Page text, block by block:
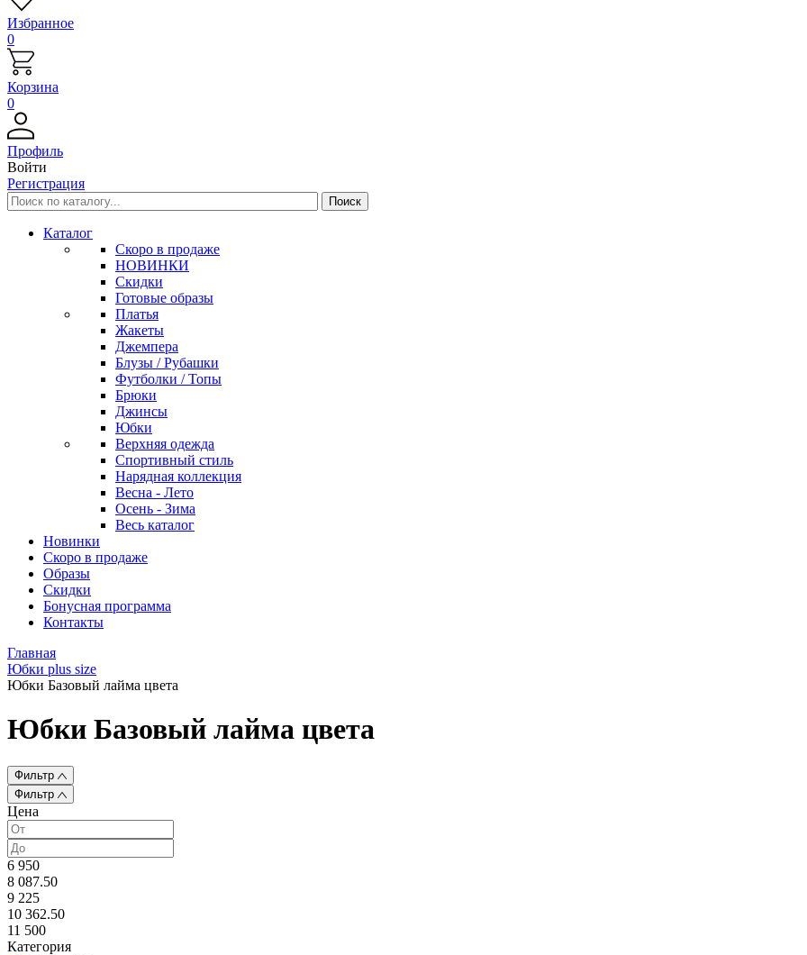
Избранное
0
Корзина
0
Профиль
Войти
Регистрация
Каталог
Скоро в продаже
НОВИНКИ
Скидки
Готовые образы
Платья
Жакеты
Джемпера
Блузы / Рубашки
Футболки / Топы
Брюки
Джинсы
Юбки
Верхняя одежда
Спортивный стиль
Нарядная коллекция
Весна - Лето
Осень - Зима
Весь каталог
Новинки
Скоро в продаже
Образы
Скидки
Бонусная программа
Контакты
Главная
Юбки plus size
Юбки Базовый лайма цвета
Юбки Базовый лайма цвета
Фильтр
Фильтр
Цена
6 950
8 087.50
9 225
10 362.50
11 500
Категория